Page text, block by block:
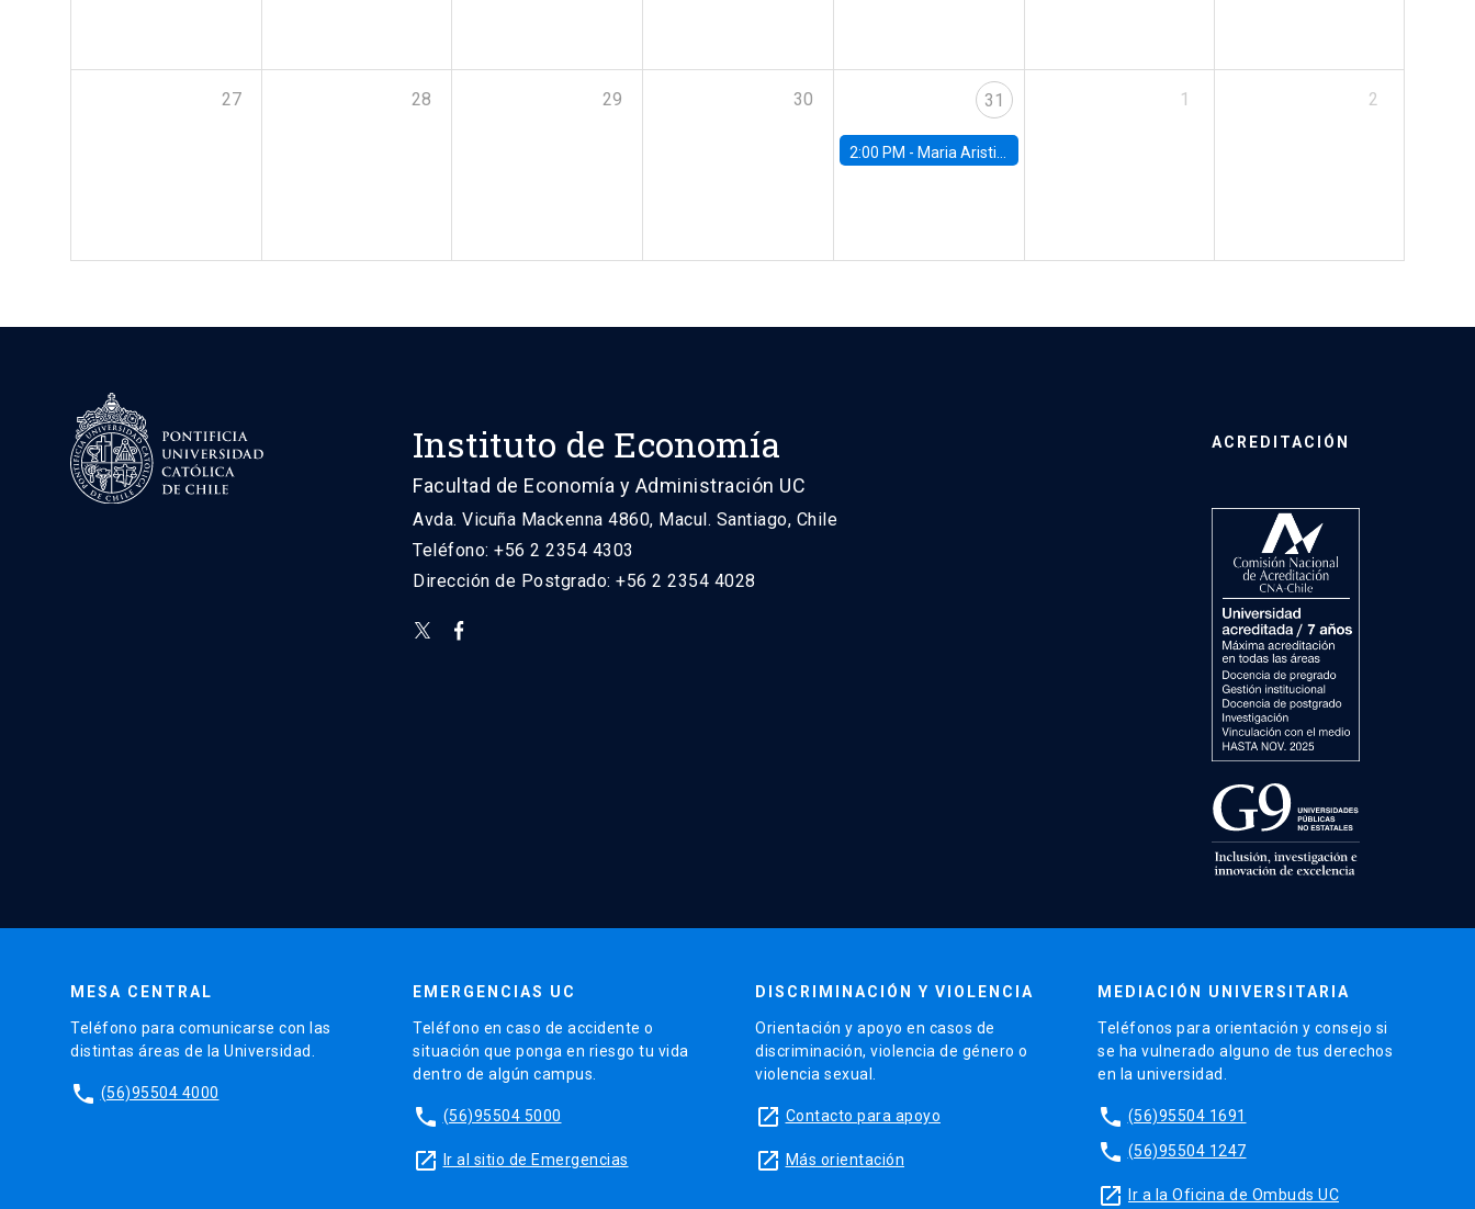
27 28 29 30 31
2:00 PM - Maria Aristizabal-Ramirez, FED Board
1 2
Instituto de Economía
Facultad de Economía y Administración UC
Avda. Vicuña Mackenna 4860, Macul. Santiago, Chile
Teléfono: +56 2 2354 4303
Dirección de Postgrado: +56 2 2354 4028
ACREDITACIÓN
MESA CENTRAL
Teléfono para comunicarse con las
distintas áreas de la Universidad.
phone (56)95504 4000
EMERGENCIAS UC
Teléfono en caso de accidente o
situación que ponga en riesgo tu vida
dentro de algún campus.
phone (56)95504 5000
launch Ir al sitio de Emergencias
DISCRIMINACIÓN Y VIOLENCIA
Orientación y apoyo en casos de
discriminación, violencia de género o
violencia sexual.
launch Contacto para apoyo
launch Más orientación
MEDIACIÓN UNIVERSITARIA
Teléfonos para orientación y consejo si
se ha vulnerado alguno de tus derechos
en la universidad.
phone (56)95504 1691
phone (56)95504 1247
launch Ir a la Oficina de Ombuds UC